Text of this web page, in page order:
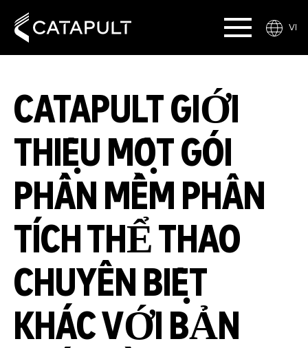
VI
CATAPULT GIỚI
THIỆU MỘT GÓI
PHẦN MỀM PHÂN
TÍCH THỂ THAO
CHUYÊN BIỆT
KHÁC VỚI BẢN